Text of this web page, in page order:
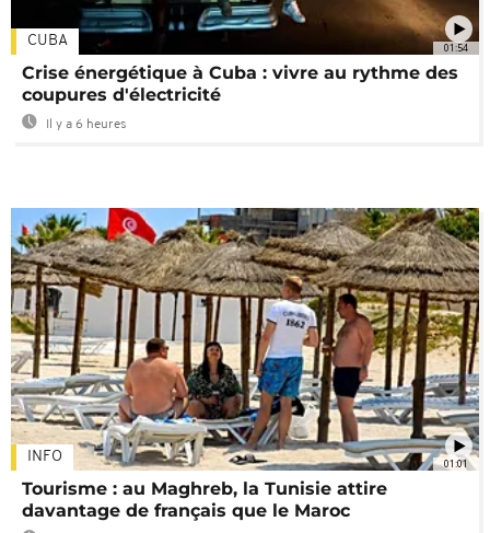
01:54
CUBA
Crise énergétique à Cuba : vivre au rythme des
coupures d'électricité
Il y a 6 heures
01:01
INFO
Tourisme : au Maghreb, la Tunisie attire
davantage de français que le Maroc